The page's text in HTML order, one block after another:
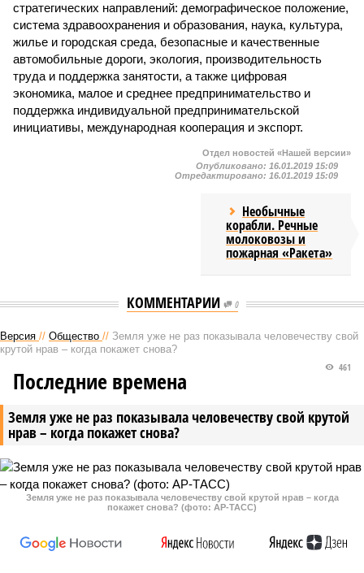
стратегических направлений: демографическое положение,
система здравоохранения и образования, наука, культура,
жилье и городская среда, безопасные и качественные
автомобильные дороги, экология, производительность
труда и поддержка занятости, а также цифровая
экономика, малое и среднее предпринимательство и
поддержка индивидуальной предпринимательской
инициативы, международная кооперация и экспорт.
Отдел новостей «Нашей версии»
Опубликовано: 16.01.2019 15:09
Отредактировано: 16.01.2019 15:09
Необычные
корабли. Речные
молоковозы и
пожарная «Ракета»
КОММЕНТАРИИ 0
Версия // Общество // Земля уже не раз показывала человечеству свой
крутой нрав – когда покажет снова?
Земля уже не раз показывала человечеству свой крутой
нрав – когда покажет снова?
461
Последние времена
Земля уже не раз показывала человечеству свой крутой нрав – когда
покажет снова? (фото: АР-ТАСС)